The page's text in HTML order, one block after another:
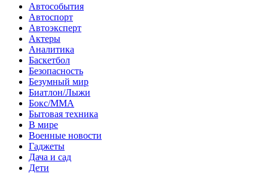
Автособытия
Автоспорт
Автоэксперт
Актеры
Аналитика
Баскетбол
Безопасность
Безумный мир
Биатлон/Лыжи
Бокс/MMA
Бытовая техника
В мире
Военные новости
Гаджеты
Дача и сад
Дети